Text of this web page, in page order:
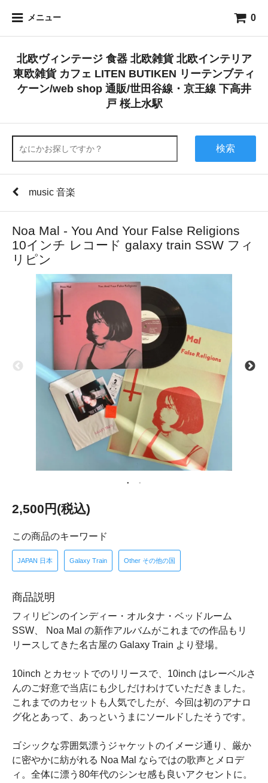
メニュー 0
北欧ヴィンテージ 食器 北欧雑貨 北欧インテリア
東欧雑貨 カフェ LITEN BUTIKEN リーテンブティ
ケーン/web shop 通販/世田谷線・京王線 下高井
戸 桜上水駅
検索
music 音楽
Noa Mal - You And Your False Religions
10インチ レコード galaxy train SSW フィ
リピン
2,500円(税込)
この商品のキーワード
JAPAN 日本 Galaxy Train Other その他の国
商品説明
フィリピンのインディー・オルタナ・ベッドルーム
SSW、 Noa Mal の新作アルバムがこれまでの作品もリ
リースしてきた名古屋の Galaxy Train より登場。
10inch とカセットでのリリースで、10inch はレーベルさ
んのご好意で当店にも少しだけわけていただきました。
これまでのカセットも人気でしたが、今回は初のアナロ
グ化とあって、あっというまにソールドしたそうです。
ゴシックな雰囲気漂うジャケットのイメージ通り、厳か
に密やかに紡がれる Noa Mal ならではの歌声とメロデ
ィ。全体に漂う80年代のシンセ感も良いアクセントに。